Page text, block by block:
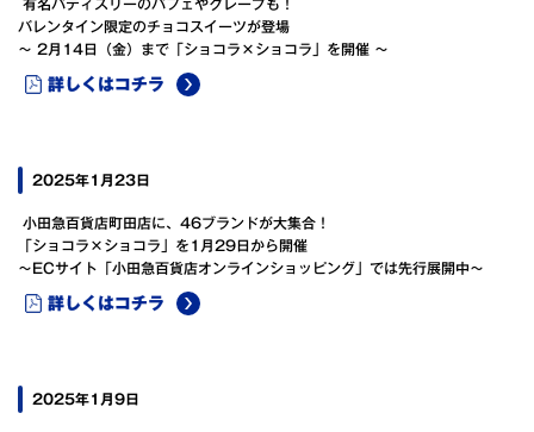
有名パティスリーのパフェやクレープも！
バレンタイン限定のチョコスイーツが登場
～ 2月14日（金）まで「ショコラ×ショコラ」を開催 ～
詳しくはコチラ
2025年1月23日
小田急百貨店町田店に、46ブランドが大集合！
「ショコラ×ショコラ」を1月29日から開催
～ECサイト「小田急百貨店オンラインショッピング」では先行展開中～
詳しくはコチラ
2025年1月9日